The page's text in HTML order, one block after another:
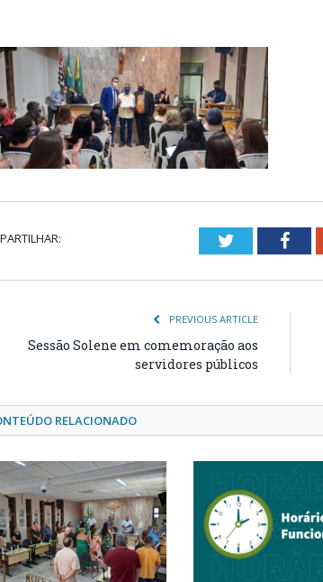
Twitter
PREVIOUS ARTICLE
Sessão Solene em comemoração aos
servidores públicos
RELACIONADO